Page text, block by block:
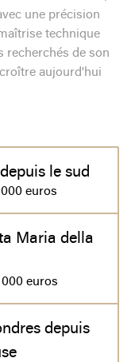
une précision
technique
recherchés de son
aujourd'hui
le sud
euros
Maria della
euros
depuis